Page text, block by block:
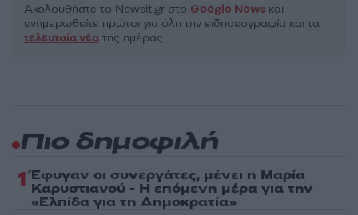
Ακολουθήστε το Νewsit.gr στο Google News και
ενημερωθείτε πρώτοι για όλη την ειδησεογραφία και τα
τελευταία νέα της ημέρας
Πιο δημοφιλή
1 Έφυγαν οι συνεργάτες, μένει η Μαρία
Καρυστιανού - Η επόμενη μέρα για την
«Ελπίδα για τη Δημοκρατία»